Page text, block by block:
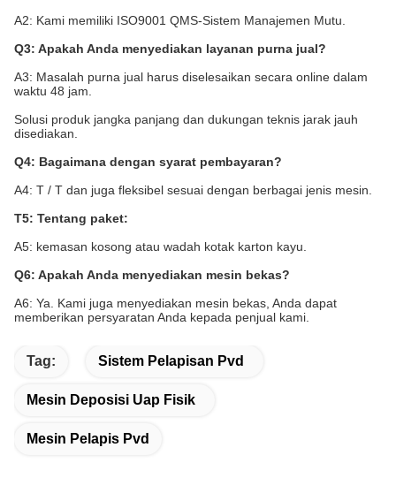
A2: Kami memiliki ISO9001 QMS-Sistem Manajemen Mutu.
Q3: Apakah Anda menyediakan layanan purna jual?
A3: Masalah purna jual harus diselesaikan secara online dalam
waktu 48 jam.
Solusi produk jangka panjang dan dukungan teknis jarak jauh
disediakan.
Q4: Bagaimana dengan syarat pembayaran?
A4: T / T dan juga fleksibel sesuai dengan berbagai jenis mesin.
T5: Tentang paket:
A5: kemasan kosong atau wadah kotak karton kayu.
Q6: Apakah Anda menyediakan mesin bekas?
A6: Ya. Kami juga menyediakan mesin bekas, Anda dapat
memberikan persyaratan Anda kepada penjual kami.
Tag: Sistem Pelapisan Pvd
Mesin Deposisi Uap Fisik
Mesin Pelapis Pvd